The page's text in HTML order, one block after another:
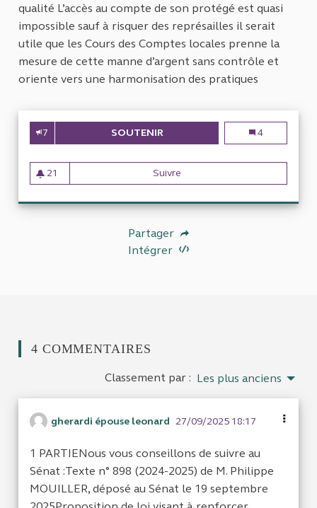
qualité L’accès au compte de son protégé est quasi
impossible sauf à risquer des représailles il serait
utile que les Cours des Comptes locales prenne la
mesure de cette manne d’argent sans contrôle et
oriente vers une harmonisation des pratiques
7 SOUTENIRFACTURATIONS AUX USAGERS
Facturations
4
21
21 abonnés
Suivre
Partager
Intégrer
4 COMMENTAIRES
Classement par : Les plus anciens
gherardi épouse leonard 27/09/2025 18:17
1 PARTIENous vous conseillons de suivre au
Sénat :Texte n° 898 (2024-2025) de M. Philippe
MOUILLER, déposé au Sénat le 19 septembre